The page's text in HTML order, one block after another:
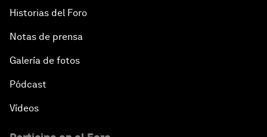
Historias del Foro
Notas de prensa
Galería de fotos
Pódcast
Vídeos